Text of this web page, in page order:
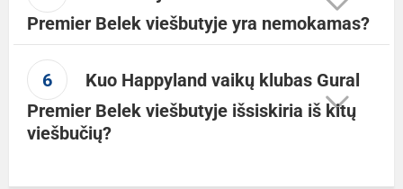
Premier Belek viešbutyje yra nemokamas?
6
Kuo Happyland vaikų klubas Gural
Premier Belek viešbutyje išsiskiria iš kitų
viešbučių?